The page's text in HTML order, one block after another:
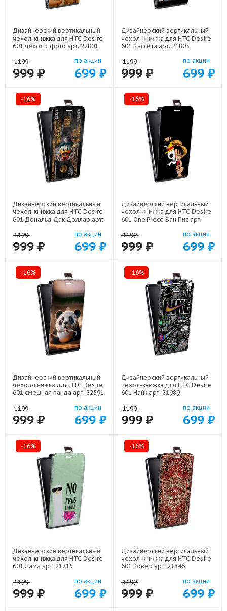
Дизайнерский вертикальный
чехол-книжка для HTC Desire
601 чехол с фото арт: 22801
1199
999 ₽
по акции
699 ₽
Дизайнерский вертикальный
чехол-книжка для HTC Desire
601 Кассета арт: 21805
1199
999 ₽
по акции
699 ₽
-16%
Дизайнерский вертикальный
чехол-книжка для HTC Desire
601 Дональд Дак Доллар арт:
1199
999 ₽
по акции
699 ₽
-16%
Дизайнерский вертикальный
чехол-книжка для HTC Desire
601 One Piece Ван Пис арт:
1199
999 ₽
по акции
699 ₽
-16%
Дизайнерский вертикальный
чехол-книжка для HTC Desire
601 смешная панда арт: 22591
1199
999 ₽
по акции
699 ₽
-16%
Дизайнерский вертикальный
чехол-книжка для HTC Desire
601 Найк арт: 21989
1199
999 ₽
по акции
699 ₽
-16%
Дизайнерский вертикальный
чехол-книжка для HTC Desire
601 Лама арт: 21715
1199
999 ₽
по акции
699 ₽
-16%
Дизайнерский вертикальный
чехол-книжка для HTC Desire
601 Ковер арт: 21846
1199
999 ₽
по акции
699 ₽